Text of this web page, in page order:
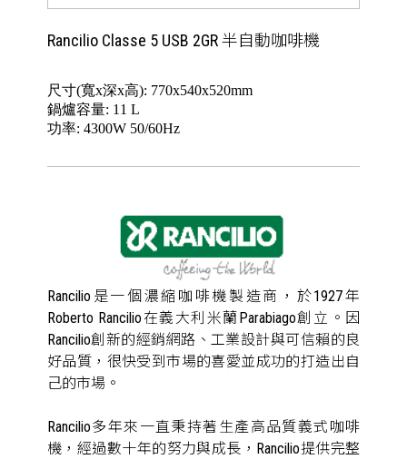
Rancilio Classe 5 USB 2GR 半自動咖啡機
尺寸(寬x深x高): 770x540x520mm
鍋爐容量: 11 L
功率: 4300W 50/60Hz
Rancilio是一個濃縮咖啡機製造商，於1927年
Roberto Rancilio在義大利米蘭Parabiago創立。因
Rancilio創新的經銷網路、工業設計與可信賴的良
好品質，很快受到市場的喜愛並成功的打造出自
己的市場。
Rancilio多年來一直秉持著生產高品質義式咖啡
機，經過數十年的努力與成長，Rancilio提供完整